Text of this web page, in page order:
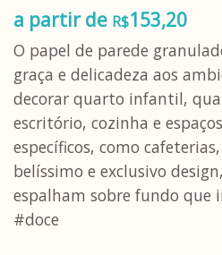
a partir de R$153,20
O papel de parede
graça e delicadeza aos
decorar quarto infantil,
escritório, cozinha e
específicos, como
belíssimo e exclusivo
espalham sobre fundo
#doce